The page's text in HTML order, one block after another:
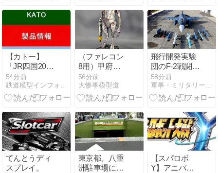
閃光のハサウ
ェイ キルケー
の魔女』（再
販）[BANDAI
SPIRITS]《発
売済・在庫
品》、
5％OFFで販
売中 [08/08
20:10:56]
【カトー】
「JR四国2000
系 特急 “あし
ずり” 2両セッ
ト＜10-2103
Nゲージ(26年
版)
54分前
（ファレコン
8用）甲府星
人を作る 完成
56分前
大惨事模型道
飛行開発実験
団のF-2戦闘機
に大型の謎ミ
サイル…ステ
ルス性と射程
「最新鋭の空
母キラー」
か？！
58分前
てんとうディ
スプレイ。
東京都、八重
洲駐車場に地
【スパロボ
Y】アニバー